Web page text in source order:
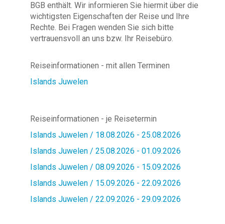
BGB enthält. Wir informieren Sie hiermit über die
wichtigsten Eigenschaften der Reise und Ihre
Rechte. Bei Fragen wenden Sie sich bitte
vertrauensvoll an uns bzw. Ihr Reisebüro.
Reiseinformationen - mit allen Terminen
Islands Juwelen
Reiseinformationen - je Reisetermin
Islands Juwelen / 18.08.2026 - 25.08.2026
Islands Juwelen / 25.08.2026 - 01.09.2026
Islands Juwelen / 08.09.2026 - 15.09.2026
Islands Juwelen / 15.09.2026 - 22.09.2026
Islands Juwelen / 22.09.2026 - 29.09.2026